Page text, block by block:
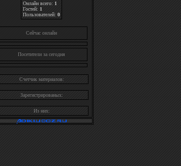
Онлайн всего: 1
Гостей: 1
Пользователей: 0
Cейчас онлайн
Посетители за сегодня
Счетчик материалов:
Зарегистрированых:
Из них: